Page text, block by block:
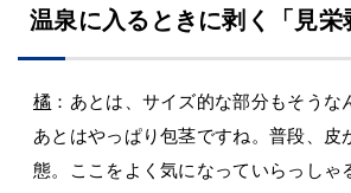
温泉に入るときに剥く「見栄
橘 ：あとは、サイズ的な部分もそうな
あとはやっぱり包茎ですね。普段、皮
態。ここをよく気になっていらっしゃ